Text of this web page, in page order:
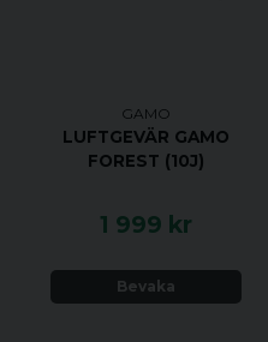
GAMO
LUFTGEVÄR GAMO
FOREST (10J)
1 999 kr
Bevaka